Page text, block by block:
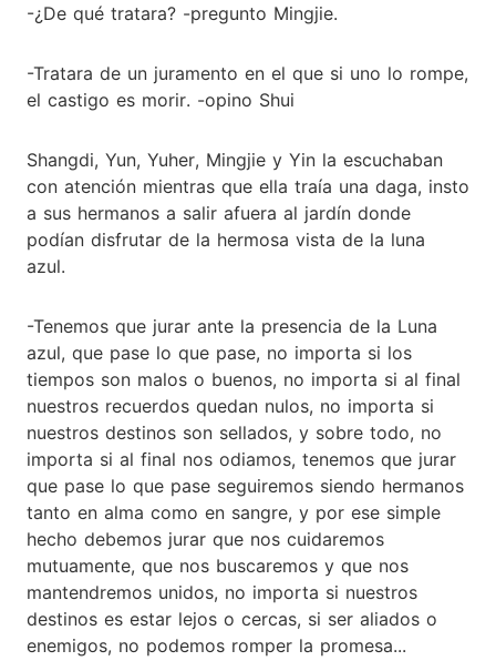
-¿De qué tratara? -pregunto Mingjie.
-Tratara de un juramento en el que si uno lo rompe,
el castigo es morir. -opino Shui
Shangdi, Yun, Yuher, Mingjie y Yin la escuchaban
con atención mientras que ella traía una daga, insto
a sus hermanos a salir afuera al jardín donde
podían disfrutar de la hermosa vista de la luna
azul.
-Tenemos que jurar ante la presencia de la Luna
azul, que pase lo que pase, no importa si los
tiempos son malos o buenos, no importa si al final
nuestros recuerdos quedan nulos, no importa si
nuestros destinos son sellados, y sobre todo, no
importa si al final nos odiamos, tenemos que jurar
que pase lo que pase seguiremos siendo hermanos
tanto en alma como en sangre, y por ese simple
hecho debemos jurar que nos cuidaremos
mutuamente, que nos buscaremos y que nos
mantendremos unidos, no importa si nuestros
destinos es estar lejos o cercas, si ser aliados o
enemigos, no podemos romper la promesa...